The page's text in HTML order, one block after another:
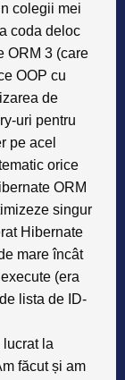
colegii mei
coda deloc
ORM 3 (care
OOP cu
de
uri pentru
pe acel
orice
ORM
singur
Hibernate
mare încât
(era
lista de ID-
lucrat la
făcut și am